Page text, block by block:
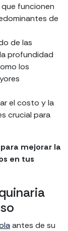
funcionen
de
de las
profundidad
los
el costo y la
crucial para
mejorar la
en tus
antes de su